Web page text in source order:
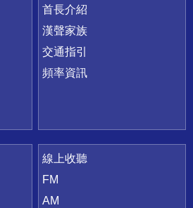
首長介紹
漢聲家族
交通指引
頻率資訊
線上收聽
FM
AM